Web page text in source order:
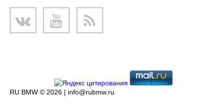
RU BMW © 2026 | info@rubmw.ru